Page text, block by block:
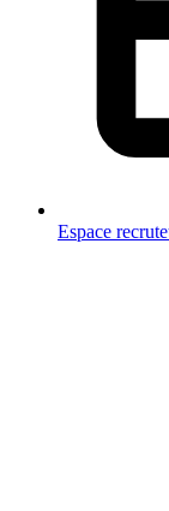
Espace